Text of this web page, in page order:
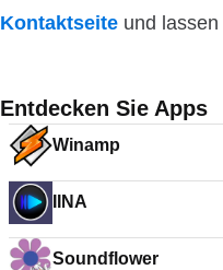
Kontaktseite und
Entdecken Sie Apps
Winamp
IINA
Soundflower